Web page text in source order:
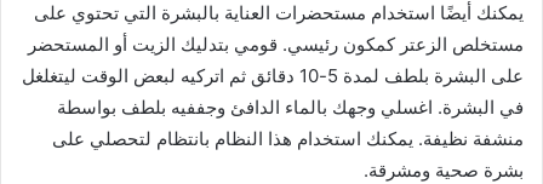
يمكنك أيضًا استخدام مستحضرات العناية بالبشرة التي تحتوي على
مستخلص الزعتر كمكون رئيسي. قومي بتدليك الزيت أو المستحضر
على البشرة بلطف لمدة 5-10 دقائق ثم اتركيه لبعض الوقت ليتغلغل
في البشرة. اغسلي وجهك بالماء الدافئ وجففيه بلطف بواسطة
منشفة نظيفة. يمكنك استخدام هذا النظام بانتظام لتحصلي على
بشرة صحية ومشرقة.